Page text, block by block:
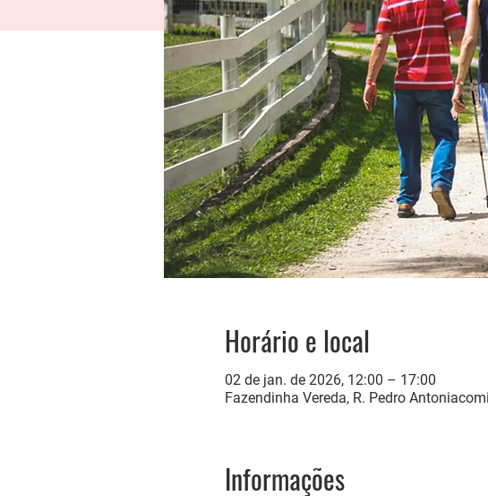
Horário e local
02 de jan. de 2026, 12:00 – 17:00
Fazendinha Vereda, R. Pedro
Informações